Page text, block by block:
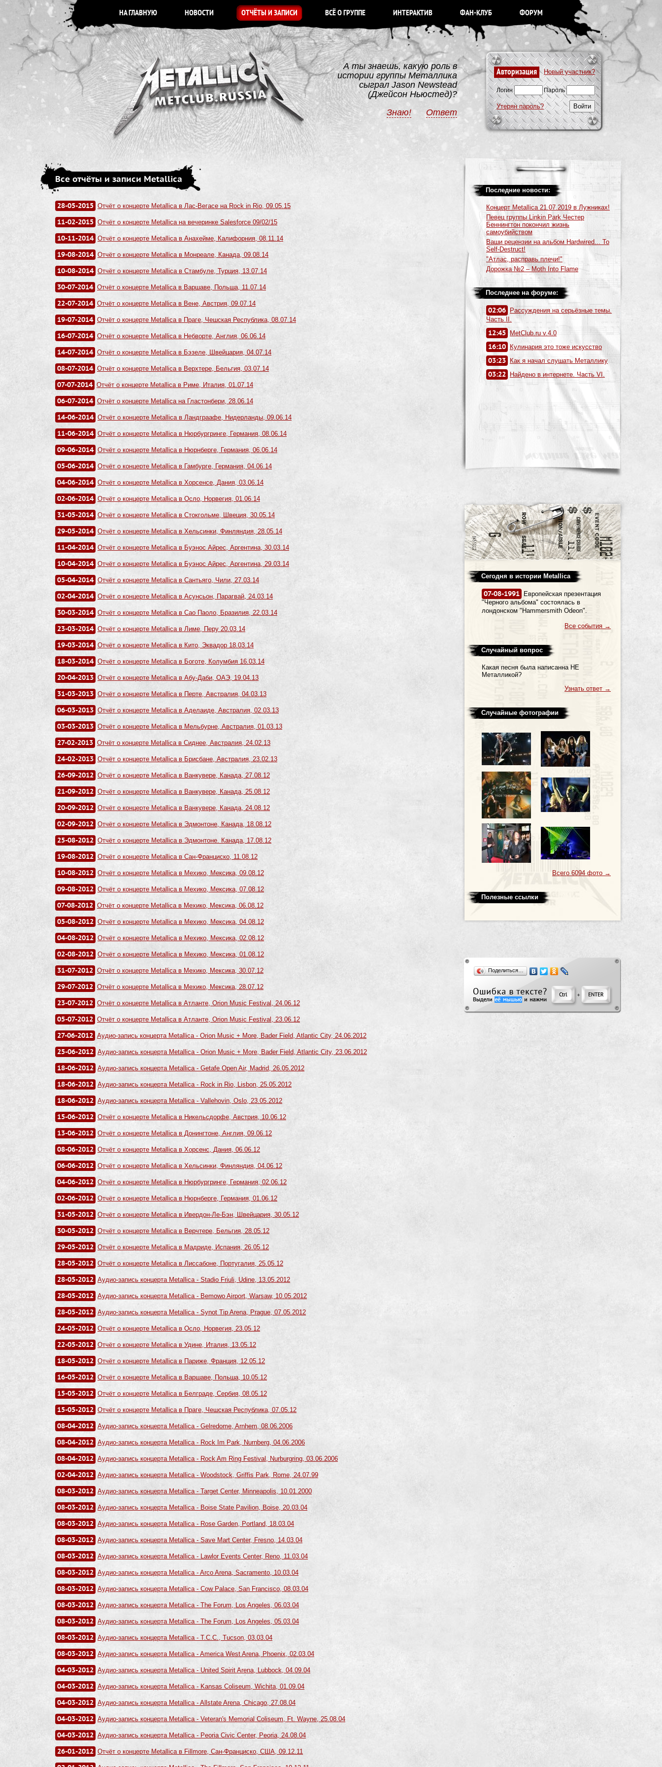
НА ГЛАВНУЮ НОВОСТИ ОТЧЁТЫ И ЗАПИСИ ВСЁ О ГРУППЕ ИНТЕРАКТИВ ФАН-КЛУБ ФОРУМ
Авторизация Новый участник?
Логин Пароль
Утерян пароль?
А ты знаешь, какую роль в
истории группы Металлика
сыграл Jason Newstead
(Джейсон Ньюстед)?
Знаю!
Ответ
Все отчёты и записи Metallica
28-05-2015 Отчёт о концерте Metallica в Лас-Вегасе на Rock in Rio, 09.05.15
11-02-2015 Отчёт о концерте Metallica на вечеринке Salesforce 09/02/15
10-11-2014 Отчёт о концерте Metallica в Анахейме, Калифорния, 08.11.14
19-08-2014 Отчёт о концерте Metallica в Монреале, Канада, 09.08.14
10-08-2014 Отчёт о концерте Metallica в Стамбуле, Турция, 13.07.14
30-07-2014 Отчёт о концерте Metallica в Варшаве, Польша, 11.07.14
22-07-2014 Отчёт о концерте Metallica в Вене, Австрия, 09.07.14
19-07-2014 Отчёт о концерте Metallica в Праге, Чешская Республика, 08.07.14
16-07-2014 Отчёт о концерте Metallica в Небворте, Англия, 06.06.14
14-07-2014 Отчёт о концерте Metallica в Бэзеле, Швейцария, 04.07.14
08-07-2014 Отчёт о концерте Metallica в Верхтере, Бельгия, 03.07.14
07-07-2014 Отчёт о концерте Metallica в Риме, Италия, 01.07.14
06-07-2014 Отчёт о концерте Metallica на Гластонбери, 28.06.14
14-06-2014 Отчёт о концерте Metallica в Ландграафе, Нидерланды, 09.06.14
11-06-2014 Отчёт о концерте Metallica в Нюрбургринге, Германия, 08.06.14
09-06-2014 Отчёт о концерте Metallica в Нюрнберге, Германия, 06.06.14
05-06-2014 Отчёт о концерте Metallica в Гамбурге, Германия, 04.06.14
04-06-2014 Отчёт о концерте Metallica в Хорсенсе, Дания, 03.06.14
02-06-2014 Отчёт о концерте Metallica в Осло, Норвегия, 01.06.14
31-05-2014 Отчёт о концерте Metallica в Стокгольме, Швеция, 30.05.14
29-05-2014 Отчёт о концерте Metallica в Хельсинки, Финляндия, 28.05.14
11-04-2014 Отчёт о концерте Metallica в Буэнос Айрес, Аргентина, 30.03.14
10-04-2014 Отчёт о концерте Metallica в Буэнос Айрес, Аргентина, 29.03.14
05-04-2014 Отчёт о концерте Metallica в Сантьяго, Чили, 27.03.14
02-04-2014 Отчёт о концерте Metallica в Асунсьон, Парагвай, 24.03.14
30-03-2014 Отчёт о концерте Metallica в Сао Паоло, Бразилия, 22.03.14
23-03-2014 Отчёт о концерте Metallica в Лиме, Перу 20.03.14
19-03-2014 Отчёт о концерте Metallica в Кито, Эквадор 18.03.14
18-03-2014 Отчёт о концерте Metallica в Боготе, Колумбия 16.03.14
20-04-2013 Отчёт о концерте Metallica в Абу-Даби, ОАЭ, 19.04.13
31-03-2013 Отчёт о концерте Metallica в Перте, Австралия, 04.03.13
06-03-2013 Отчёт о концерте Metallica в Аделаиде, Австралия, 02.03.13
03-03-2013 Отчёт о концерте Metallica в Мельбурне, Австралия, 01.03.13
27-02-2013 Отчёт о концерте Metallica в Сиднее, Австралия, 24.02.13
24-02-2013 Отчёт о концерте Metallica в Брисбане, Австралия, 23.02.13
26-09-2012 Отчёт о концерте Metallica в Ванкувере, Канада, 27.08.12
21-09-2012 Отчёт о концерте Metallica в Ванкувере, Канада, 25.08.12
20-09-2012 Отчёт о концерте Metallica в Ванкувере, Канада, 24.08.12
02-09-2012 Отчёт о концерте Metallica в Эдмонтоне, Канада, 18.08.12
25-08-2012 Отчёт о концерте Metallica в Эдмонтоне. Канада, 17.08.12
19-08-2012 Отчёт о концерте Metallica в Сан-Франциско, 11.08.12
10-08-2012 Отчёт о концерте Metallica в Мехико, Мексика, 09.08.12
09-08-2012 Отчёт о концерте Metallica в Мехико, Мексика, 07.08.12
07-08-2012 Отчёт о концерте Metallica в Мехико, Мексика, 06.08.12
05-08-2012 Отчёт о концерте Metallica в Мехико, Мексика, 04.08.12
04-08-2012 Отчёт о концерте Metallica в Мехико, Мексика, 02.08.12
02-08-2012 Отчёт о концерте Metallica в Мехико, Мексика, 01.08.12
31-07-2012 Отчёт о концерте Metallica в Мехико, Мексика, 30.07.12
29-07-2012 Отчёт о концерте Metallica в Мехико, Мексика, 28.07.12
23-07-2012 Отчёт о концерте Metallica в Атланте, Orion Music Festival, 24.06.12
05-07-2012 Отчёт о концерте Metallica в Атланте, Orion Music Festival, 23.06.12
27-06-2012 Аудио-запись концерта Metallica - Orion Music + More, Bader Field, Atlantic City, 24.06.2012
25-06-2012 Аудио-запись концерта Metallica - Orion Music + More, Bader Field, Atlantic City, 23.06.2012
18-06-2012 Аудио-запись концерта Metallica - Getafe Open Air, Madrid, 26.05.2012
18-06-2012 Аудио-запись концерта Metallica - Rock in Rio, Lisbon, 25.05.2012
18-06-2012 Аудио-запись концерта Metallica - Vallehovin, Oslo, 23.05.2012
15-06-2012 Отчёт о концерте Metallica в Никельсдорфе, Австрия, 10.06.12
13-06-2012 Отчёт о концерте Metallica в Донингтоне, Англия, 09.06.12
08-06-2012 Отчёт о концерте Metallica в Хорсенс, Дания, 06.06.12
06-06-2012 Отчёт о концерте Metallica в Хельсинки, Финляндия, 04.06.12
04-06-2012 Отчёт о концерте Metallica в Нюрбургринге, Германия, 02.06.12
02-06-2012 Отчёт о концерте Metallica в Нюрнберге, Германия, 01.06.12
31-05-2012 Отчёт о концерте Metallica в Ивердон-Ле-Бэн, Швейцария, 30.05.12
30-05-2012 Отчёт о концерте Metallica в Верчтере, Бельгия, 28.05.12
29-05-2012 Отчёт о концерте Metallica в Мадриде, Испания, 26.05.12
28-05-2012 Отчёт о концерте Metallica в Лиссабоне, Португалия, 25.05.12
28-05-2012 Аудио-запись концерта Metallica - Stadio Friuli, Udine, 13.05.2012
28-05-2012 Аудио-запись концерта Metallica - Bemowo Airport, Warsaw, 10.05.2012
28-05-2012 Аудио-запись концерта Metallica - Synot Tip Arena, Prague, 07.05.2012
24-05-2012 Отчёт о концерте Metallica в Осло, Норвегия, 23.05.12
22-05-2012 Отчёт о концерте Metallica в Удине, Италия, 13.05.12
18-05-2012 Отчёт о концерте Metallica в Париже, Франция, 12.05.12
16-05-2012 Отчёт о концерте Metallica в Варшаве, Польша, 10.05.12
15-05-2012 Отчёт о концерте Metallica в Белграде, Сербия, 08.05.12
15-05-2012 Отчёт о концерте Metallica в Праге, Чешская Республика, 07.05.12
08-04-2012 Аудио-запись концерта Metallica - Gelredome, Arnhem, 08.06.2006
08-04-2012 Аудио-запись концерта Metallica - Rock Im Park, Nurnberg, 04.06.2006
08-04-2012 Аудио-запись концерта Metallica - Rock Am Ring Festival, Nurburgring, 03.06.2006
02-04-2012 Аудио-запись концерта Metallica - Woodstock, Griffis Park, Rome, 24.07.99
08-03-2012 Аудио-запись концерта Metallica - Target Center, Minneapolis, 10.01.2000
08-03-2012 Аудио-запись концерта Metallica - Boise State Pavilion, Boise, 20.03.04
08-03-2012 Аудио-запись концерта Metallica - Rose Garden, Portland, 18.03.04
08-03-2012 Аудио-запись концерта Metallica - Save Mart Center, Fresno, 14.03.04
08-03-2012 Аудио-запись концерта Metallica - Lawlor Events Center, Reno, 11.03.04
08-03-2012 Аудио-запись концерта Metallica - Arco Arena, Sacramento, 10.03.04
08-03-2012 Аудио-запись концерта Metallica - Cow Palace, San Francisco, 08.03.04
08-03-2012 Аудио-запись концерта Metallica - The Forum, Los Angeles, 06.03.04
08-03-2012 Аудио-запись концерта Metallica - The Forum, Los Angeles, 05.03.04
08-03-2012 Аудио-запись концерта Metallica - T.C.C., Tucson, 03.03.04
08-03-2012 Аудио-запись концерта Metallica - America West Arena, Phoenix, 02.03.04
04-03-2012 Аудио-запись концерта Metallica - United Spirit Arena, Lubbock, 04.09.04
04-03-2012 Аудио-запись концерта Metallica - Kansas Coliseum, Wichita, 01.09.04
04-03-2012 Аудио-запись концерта Metallica - Allstate Arena, Chicago, 27.08.04
04-03-2012 Аудио-запись концерта Metallica - Veteran's Memorial Coliseum, Ft. Wayne, 25.08.04
04-03-2012 Аудио-запись концерта Metallica - Peoria Civic Center, Peoria, 24.08.04
26-01-2012 Отчёт о концерте Metallica в Fillmore, Сан-Франциско, США, 09.12.11
Последние новости:
Концерт Metallica 21.07.2019 в Лужниках!
Певец группы Linkin Park Честер
Беннингтон покончил жизнь
самоубийством
Ваши рецензии на альбом Hardwired... To
Self-Destruct!
"Атлас, расправь плечи!"
Дорожка №2 – Moth Into Flame
Последнее на форуме:
02:06
Рассуждения на серьёзные темы.
Часть II.
12:45 MetClub.ru v.4.0
16:10 Кулинария это тоже искусство
03:23 Как я начал слушать Металлику
03:22 Найдено в интернете. Часть VI.
Сегодня в истории Metallica
07-08-1991
Европейская презентация
"Черного альбома" состоялась в
лондонском "Hammersmith Odeon".
Все события →
Случайный вопрос
Какая песня была написанна НЕ
Металликой?
Узнать ответ →
Случайные фотографии
Всего 6094 фото →
Полезные ссылки
Поделиться…